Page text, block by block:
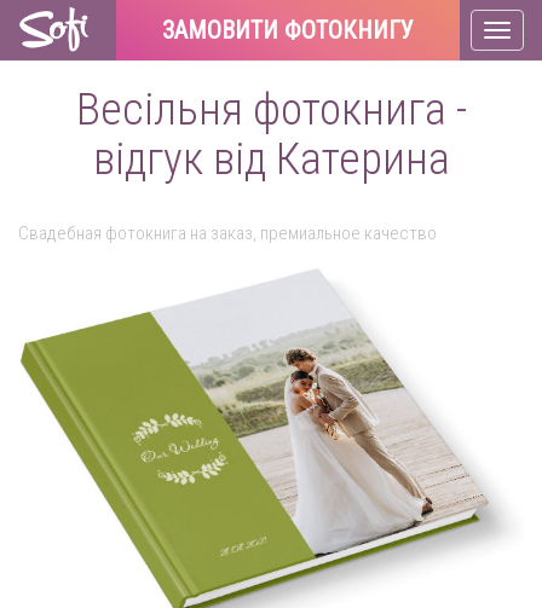
ЗАМОВИТИ ФОТОКНИГУ
Весільня фотокнига -
відгук від Катерина
Свадебная фотокнига на заказ, премиальное качество